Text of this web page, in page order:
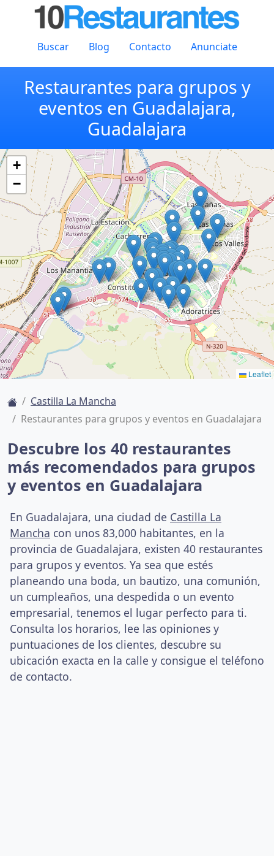
Buscar Blog Contacto Anunciate
Restaurantes para grupos y
eventos en Guadalajara,
Guadalajara
+
−
Leaflet
Castilla La Mancha
Restaurantes para grupos y eventos en Guadalajara
Descubre los 40 restaurantes
más recomendados para grupos
y eventos en Guadalajara
En Guadalajara, una ciudad de Castilla La
Mancha con unos 83,000 habitantes, en la
provincia de Guadalajara, existen 40 restaurantes
para grupos y eventos. Ya sea que estés
planeando una boda, un bautizo, una comunión,
un cumpleaños, una despedida o un evento
empresarial, tenemos el lugar perfecto para ti.
Consulta los horarios, lee las opiniones y
puntuaciones de los clientes, descubre su
ubicación exacta en la calle y consigue el teléfono
de contacto.